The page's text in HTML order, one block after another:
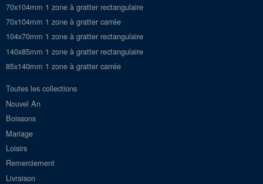
70x104mm 1 zone à gratter rectangulaire
70x104mm 1 zone à gratter carrée
104x70mm 1 zone à gratter rectangulaire
140x85mm 1 zone à gratter rectangulaire
85x140mm 1 zone à gratter carrée
Toutes les collections
Nouvel An
Boissons
Mariage
Loisirs
Remerciement
Livraison